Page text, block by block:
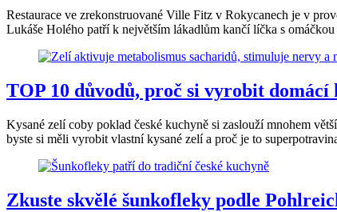
Restaurace ve zrekonstruované Ville Fitz v Rokycanech je v
Lukáše Holého patří k největším lákadlům kančí líčka s
TOP 10 důvodů, proč si vyrobit
Kysané zelí coby poklad české kuchyně si zaslouží mnohem
byste si měli vyrobit vlastní kysané zelí a proč je to
Zkuste skvělé šunkofleky podle